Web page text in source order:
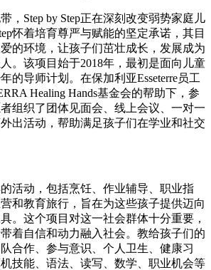
，Step by Step正在深刻改变弱势家庭儿
怀着培育尊严与赋能的坚定承诺，其目
的环境，让孩子们茁壮成长，发展成为
。该项目始于2018年，最初是面向儿童
的导师计划。在保加利亚Esseterre员工
Healing Hands基金会的帮助下，参
组织了团体见面会、线上会议、一对一
出活动，帮助满足孩子们在学业和社交
活动，包括烹饪、作业辅导、职业指
和教育旅行，旨在为这些孩子提供迈向
。这个项目对这一社会群体十分重要，
着自信和动力融入社会。教给孩子们的
合作、参与意识、个人卫生、健康习
技能、语法、读写、数学、职业机会等